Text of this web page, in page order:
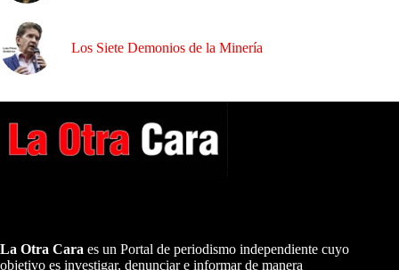
Los Siete Demonios de la Minería
La Otra Cara es un Portal de periodismo independiente cuyo
objetivo es investigar, denunciar e informar de manera